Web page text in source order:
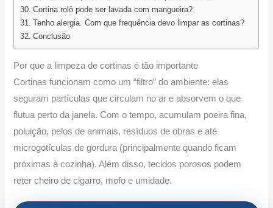
Cortina rolô pode ser lavada com mangueira?
Tenho alergia. Com que frequência devo limpar as cortinas?
Conclusão
Por que a limpeza de cortinas é tão importante
Cortinas funcionam como um “filtro” do ambiente: elas
seguram partículas que circulam no ar e absorvem o que
flutua perto da janela. Com o tempo, acumulam poeira fina,
poluição, pelos de animais, resíduos de obras e até
microgotículas de gordura (principalmente quando ficam
próximas à cozinha). Além disso, tecidos porosos podem
reter cheiro de cigarro, mofo e umidade.